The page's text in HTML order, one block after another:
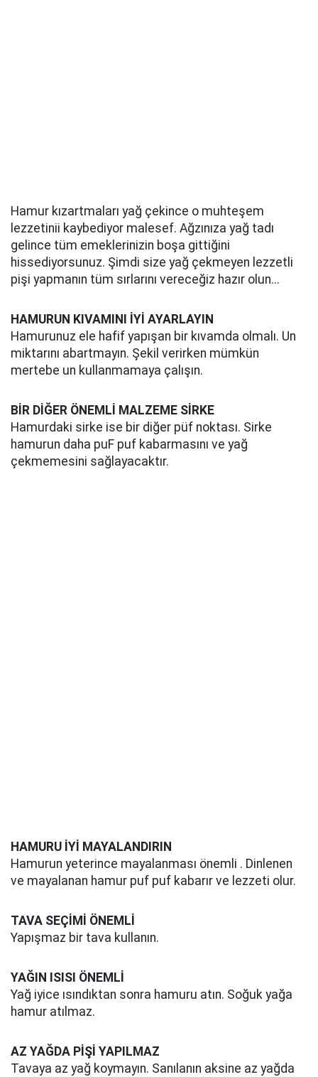
Hamur kızartmaları yağ çekince o muhteşem
lezzetinii kaybediyor malesef. Ağzınıza yağ tadı
gelince tüm emeklerinizin boşa gittiğini
hissediyorsunuz. Şimdi size yağ çekmeyen lezzetli
pişi yapmanın tüm sırlarını vereceğiz hazır olun...
HAMURUN KIVAMINI İYİ AYARLAYIN
Hamurunuz ele hafif yapışan bir kıvamda olmalı. Un
miktarını abartmayın. Şekil verirken mümkün
mertebe un kullanmamaya çalışın.
BİR DİĞER ÖNEMLİ MALZEME SİRKE
Hamurdaki sirke ise bir diğer püf noktası. Sirke
hamurun daha puF puf kabarmasını ve yağ
çekmemesini sağlayacaktır.
HAMURU İYİ MAYALANDIRIN
Hamurun yeterince mayalanması önemli . Dinlenen
ve mayalanan hamur puf puf kabarır ve lezzeti olur.
TAVA SEÇİMİ ÖNEMLİ
Yapışmaz bir tava kullanın.
YAĞIN ISISI ÖNEMLİ
Yağ iyice ısındıktan sonra hamuru atın. Soğuk yağa
hamur atılmaz.
AZ YAĞDA PİŞİ YAPILMAZ
Tavaya az yağ koymayın. Sanılanın aksine az yağda